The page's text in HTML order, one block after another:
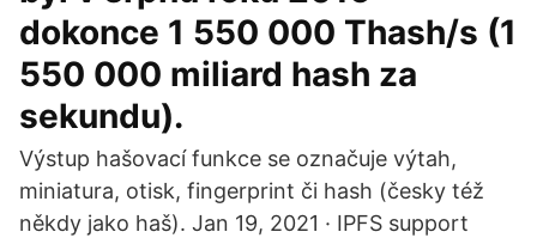
dokonce 1 550 000 Thash/s (1
550 000 miliard hash za
sekundu).
Výstup hašovací funkce se označuje výtah,
miniatura, otisk, fingerprint či hash (česky též
někdy jako haš). Jan 19, 2021 · IPFS support